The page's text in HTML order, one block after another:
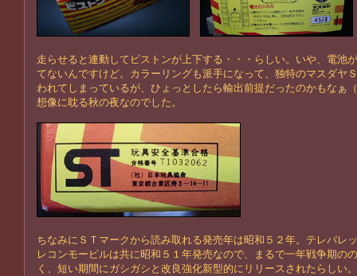
走らせると連動してピストンが上下する・・・らしい。いや、電池
てないんですけど。カラーリングも派手になって、独特のマスダヤ
われてしまっているが、ひょっとしたら輸出前提だったのかもなぁ
想像に耽る秋の夜なのでした。
ちなみにＳＴマークから読み取れる発売年は昭和５２年。テレパレ
レコンモービルは共に昭和５１年発売なので、まるで一年戦争期の
く、短い期間にガシガシと改良強化新型的にリリースされたらしい